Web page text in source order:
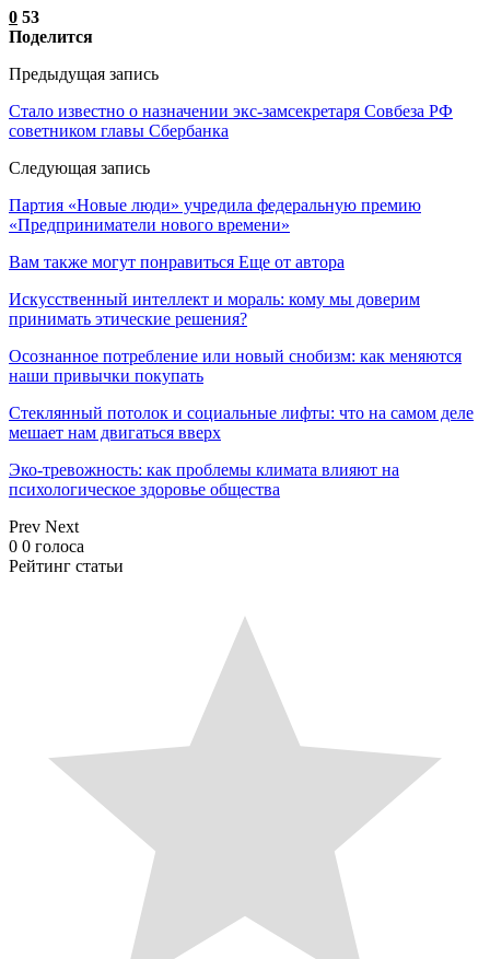
0 53
Поделится
Предыдущая запись
Стало известно о назначении экс-замсекретаря Совбеза РФ
советником главы Сбербанка
Следующая запись
Партия «Новые люди» учредила федеральную премию
«Предприниматели нового времени»
Вам также могут понравиться Еще от автора
Искусственный интеллект и мораль: кому мы доверим
принимать этические решения?
Осознанное потребление или новый снобизм: как меняются
наши привычки покупать
Стеклянный потолок и социальные лифты: что на самом деле
мешает нам двигаться вверх
Эко-тревожность: как проблемы климата влияют на
психологическое здоровье общества
Prev Next
0 0 голоса
Рейтинг статьи